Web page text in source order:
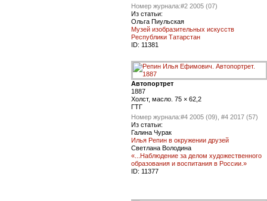
Номер журнала:#2 2005 (07)
Из статьи:
Ольга Пиульская
Музей изобразительных искусств
Республики Татарстан
ID: 11381
Автопортрет
1887
Холст, масло. 75 × 62,2
ГТГ
Номер журнала:#4 2005 (09), #4 2017 (57)
Из статьи:
Галина Чурак
Илья Репин в окружении друзей
Светлана Володина
«...Наблюдение за делом художественного
образования и воспитания в России.»
ID: 11377